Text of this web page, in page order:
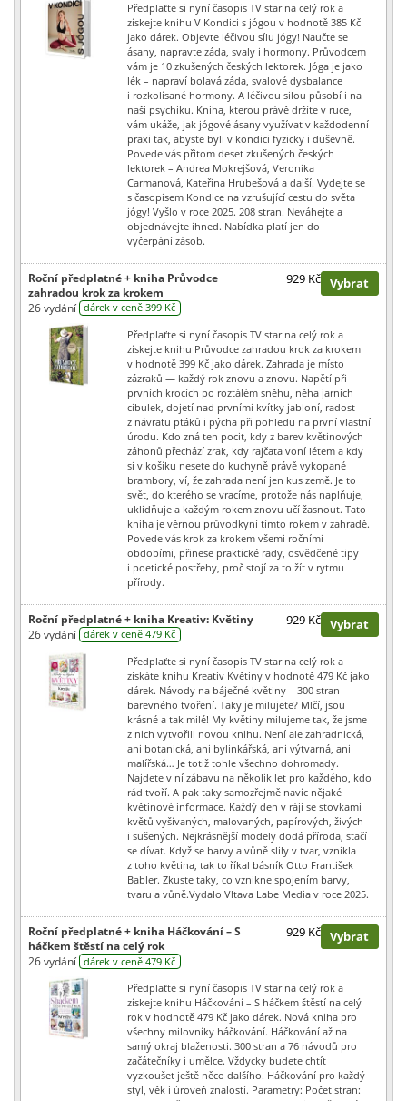
Předplaťte si nyní časopis TV star na celý rok a
získejte knihu V Kondici s jógou v hodnotě 385 Kč
jako dárek. Objevte léčivou sílu jógy! Naučte se
ásany, napravte záda, svaly i hormony. Průvodcem
vám je 10 zkušených českých lektorek. Jóga je jako
lék – napraví bolavá záda, svalové dysbalance
i rozkolísané hormony. A léčivou silou působí i na
naši psychiku. Kniha, kterou právě držíte v ruce,
vám ukáže, jak jógové ásany využívat v každodenní
praxi tak, abyste byli v kondici fyzicky i duševně.
Povede vás přitom deset zkušených českých
lektorek – Andrea Mokrejšová, Veronika
Carmanová, Kateřina Hrubešová a další. Vydejte se
s časopisem Kondice na vzrušující cestu do světa
jógy! Vyšlo v roce 2025. 208 stran. Neváhejte a
objednávejte ihned. Nabídka platí jen do
vyčerpání zásob.
Roční předplatné + kniha Průvodce
zahradou krok za krokem
26 vydání dárek v ceně 399 Kč
929 Kč Vybrat
Předplaťte si nyní časopis TV star na celý rok a
získejte knihu Průvodce zahradou krok za krokem
v hodnotě 399 Kč jako dárek. Zahrada je místo
zázraků — každý rok znovu a znovu. Napětí při
prvních krocích po roztálém sněhu, něha jarních
cibulek, dojetí nad prvními kvítky jabloní, radost
z návratu ptáků i pýcha při pohledu na první vlastní
úrodu. Kdo zná ten pocit, kdy z barev květinových
záhonů přechází zrak, kdy rajčata voní létem a kdy
si v košíku nesete do kuchyně právě vykopané
brambory, ví, že zahrada není jen kus země. Je to
svět, do kterého se vracíme, protože nás naplňuje,
uklidňuje a každým rokem znovu učí žasnout. Tato
kniha je věrnou průvodkyní tímto rokem v zahradě.
Povede vás krok za krokem všemi ročními
obdobími, přinese praktické rady, osvědčené tipy
i poetické postřehy, proč stojí za to žít v rytmu
přírody.
Roční předplatné + kniha Kreativ: Květiny
26 vydání dárek v ceně 479 Kč
929 Kč Vybrat
Předplaťte si nyní časopis TV star na celý rok a
získáte knihu Kreativ Květiny v hodnotě 479 Kč jako
dárek. Návody na báječné květiny – 300 stran
barevného tvoření. Taky je milujete? Mlčí, jsou
krásné a tak milé! My květiny milujeme tak, že jsme
z nich vytvořili novou knihu. Není ale zahradnická,
ani botanická, ani bylinkářská, ani výtvarná, ani
malířská… Je totiž tohle všechno dohromady.
Najdete v ní zábavu na několik let pro každého, kdo
rád tvoří. A pak taky samozřejmě navíc nějaké
květinové informace. Každý den v ráji se stovkami
květů vyšívaných, malovaných, papírových, živých
i sušených. Nejkrásnější modely dodá příroda, stačí
se dívat. Když se barvy a vůně slily v tvar, vznikla
z toho květina, tak to říkal básník Otto František
Babler. Zkuste taky, co vznikne spojením barvy,
tvaru a vůně.Vydalo Vltava Labe Media v roce 2025.
Roční předplatné + kniha Háčkování – S
háčkem štěstí na celý rok
26 vydání dárek v ceně 479 Kč
929 Kč Vybrat
Předplaťte si nyní časopis TV star na celý rok a
získejte knihu Háčkování – S háčkem štěstí na celý
rok v hodnotě 479 Kč jako dárek. Nová kniha pro
všechny milovníky háčkování. Háčkování až na
samý okraj blaženosti. 300 stran a 76 návodů pro
začátečníky i umělce. Vždycky budete chtít
vyzkoušet ještě něco dalšího. Háčkování pro každý
styl, věk i úroveň znalostí. Parametry: Počet stran: